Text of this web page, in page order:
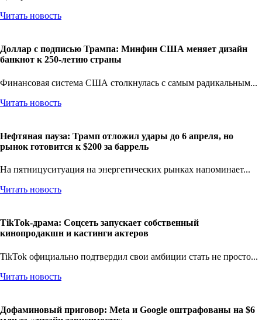
Читать новость
Доллар с подписью Трампа: Минфин США меняет дизайн
банкнот к 250-летию страны
Финансовая система США столкнулась с самым радикальным...
Читать новость
Нефтяная пауза: Трамп отложил удары до 6 апреля, но
рынок готовится к $200 за баррель
На пятницуситуация на энергетических рынках напоминает...
Читать новость
TikTok-драма: Соцсеть запускает собственный
кинопродакшн и кастинги актеров
TikTok официально подтвердил свои амбиции стать не просто...
Читать новость
Дофаминовый приговор: Meta и Google оштрафованы на $6